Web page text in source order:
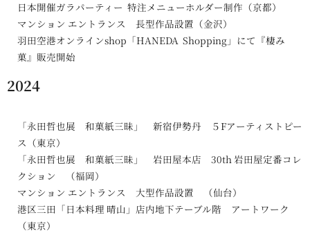
日本開催ガラパーティー 特注メニューホルダー制作（京都）
マンション エントランス 長型作品設置（金沢）
羽田空港オンラインshop「HANEDA Shopping」にて『棲み
菓』販売開始
2024
「永田哲也展 和菓紙三昧」 新宿伊勢丹 ５Fアーティストピー
ス（東京）
「永田哲也展 和菓紙三昧」 岩田屋本店 30th 岩田屋定番コレ
クション （福岡）
マンション エントランス 大型作品設置 （仙台）
港区三田「日本料理 晴山」店内地下テーブル階 アートワーク
（東京）